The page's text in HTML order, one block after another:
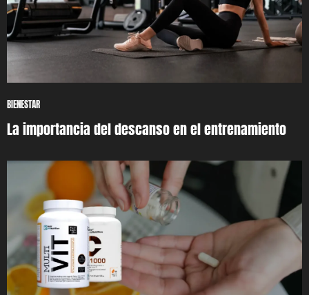
BIENESTAR
La importancia del descanso en el entrenamiento